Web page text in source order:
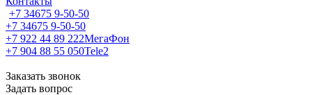
+7 34675 9-50-50
+7 34675 9-50-50
+7 922 44 89 222МегаФон
+7 904 88 55 050Tele2
Заказать звонок
Задать вопрос